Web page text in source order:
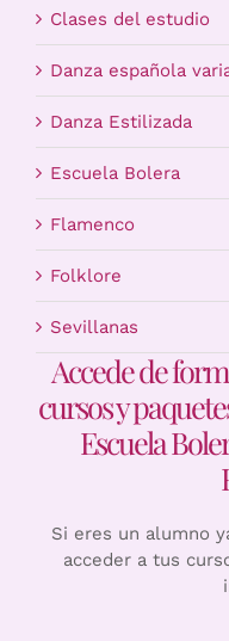
Clases del estudio
Danza española
Danza Estilizada
Escuela Bolera
Flamenco
Folklore
Sevillanas
Accede de
cursos y
Escuela
Si eres un alumno
acceder a tus